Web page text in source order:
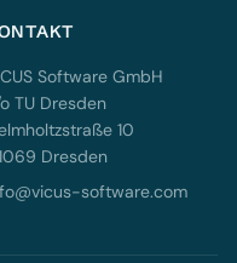
Software GmbH
TU Dresden
10
Dresden
software.com